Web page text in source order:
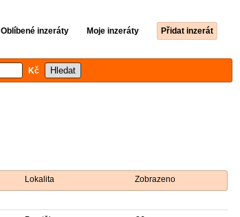
Oblíbené inzeráty Moje inzeráty Přidat inzerát
Kč
Lokalita Zobrazeno